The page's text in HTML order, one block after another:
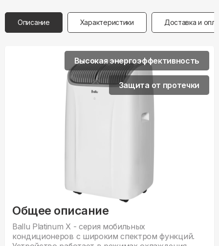
Описание Характеристики Доставка и
Общее описание
Ballu Platinum X - серия мобильных
кондиционеров с широким спектром функций.
Высокая энергоэффективность
Защита от протечки